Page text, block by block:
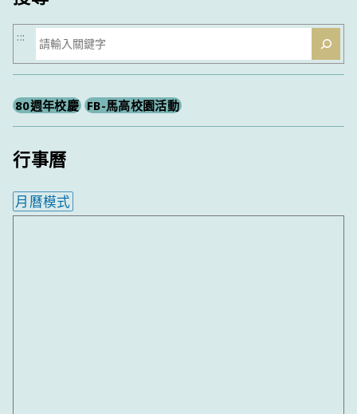
搜
尋
:::
80週年校慶 FB-馬高校園活動
行事曆
月曆模式